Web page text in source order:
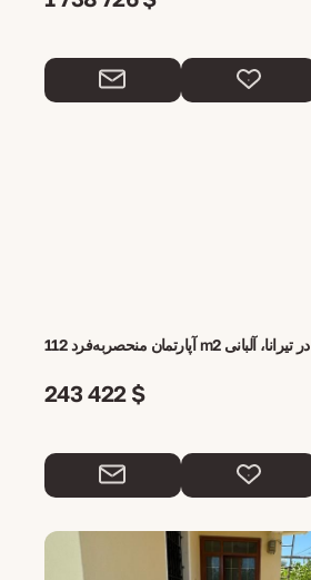
آپارتمان منحصر‌به‌فرد 112 m2 در تیرانا، آلبانی
243 422 $